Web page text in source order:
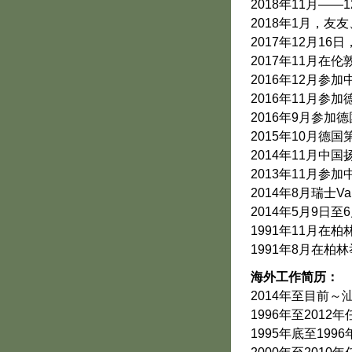
2018年11月
2018年1月，友
2017年12月16日
2017年11月在伦
2016年12月参加
2016年11月参加
2016年9月参加德
2015年10月德国
2014年11月中国
2013年11月参加
2014年8月瑞士
2014年5月9日至
1991年11月在柏
1991年8月在柏
海外工作简历：
2014年至目前～
1996年至2012年
1995年底至1996